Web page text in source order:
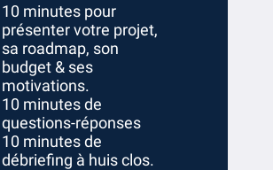
10 minutes pour
présenter votre projet,
sa roadmap, son
budget & ses
motivations.
10 minutes de
questions-réponses
10 minutes de
débriefing à huis clos.